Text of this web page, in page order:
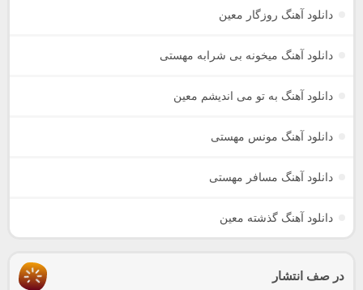
دانلود آهنگ روزگار معین
دانلود آهنگ میخونه بی شرابه مهستی
دانلود آهنگ به تو می اندیشم معین
دانلود آهنگ مونس مهستی
دانلود آهنگ مسافر مهستی
دانلود آهنگ گذشته معین
در صف انتشار